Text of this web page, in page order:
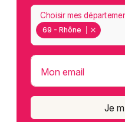
69 - Rhône
Choisir mes
Mon email
Je